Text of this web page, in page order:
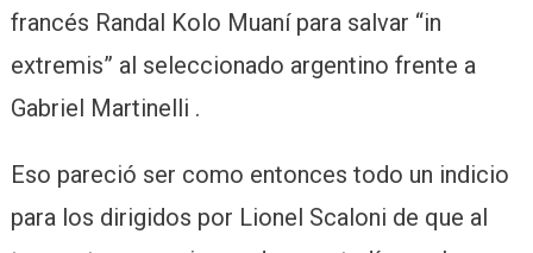
francés Randal Kolo Muaní para salvar “in
extremis” al seleccionado argentino frente a
Gabriel Martinelli .
Eso pareció ser como entonces todo un indicio
para los dirigidos por Lionel Scaloni de que al